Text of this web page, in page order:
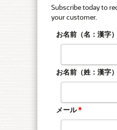
Subscribe today to
your customer.
お名前（名：漢字
お名前（姓：漢字
メール*